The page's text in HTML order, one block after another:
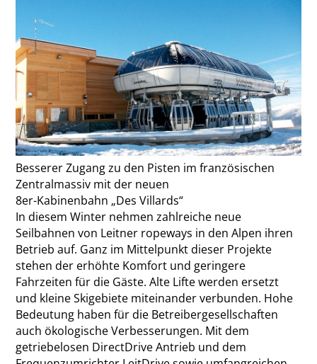
Besserer Zugang zu den Pisten im französischen
Zentralmassiv mit der neuen
8er-Kabinenbahn „Des Villards“
In diesem Winter nehmen zahlreiche neue
Seilbahnen von Leitner ropeways in den Alpen ihren
Betrieb auf. Ganz im Mittelpunkt dieser Projekte
stehen der erhöhte Komfort und geringere
Fahrzeiten für die Gäste. Alte Lifte werden ersetzt
und kleine Skigebiete miteinander verbunden. Hohe
Bedeutung haben für die Betreibergesellschaften
auch ökologische Verbesserungen. Mit dem
getriebelosen DirectDrive Antrieb und dem